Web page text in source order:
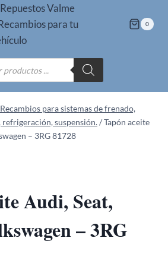
0
Recambios para sistemas de frenado,
suspensión./Tapón aceite
– 3RG 81728
Audi, Seat,
– 3RG